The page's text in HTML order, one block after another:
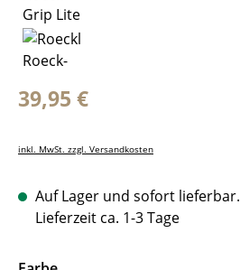
Regulärer Preis:
39,95 €
inkl. MwSt. zzgl. Versandkosten
Auf Lager und sofort lieferbar.
Lieferzeit ca. 1-3 Tage